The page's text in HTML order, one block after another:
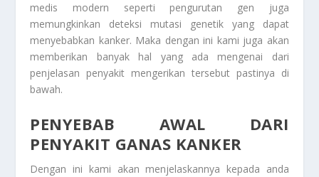
medis modern seperti pengurutan gen juga
memungkinkan deteksi mutasi genetik yang dapat
menyebabkan kanker. Maka dengan ini kami juga akan
memberikan banyak hal yang ada mengenai dari
penjelasan penyakit mengerikan tersebut pastinya di
bawah.
PENYEBAB AWAL DARI
PENYAKIT GANAS KANKER
Dengan ini kami akan menjelaskannya kepada anda